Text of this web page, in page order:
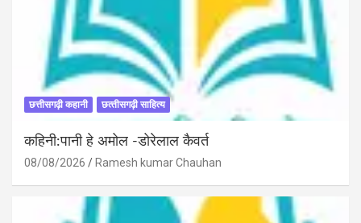
छत्तीसगढ़ी कहानी छत्‍तीसगढ़ी साहित्‍य
कहिनी:पानी हे अमोल -डोरेलाल कैवर्त
08/08/2026 Ramesh kumar Chauhan